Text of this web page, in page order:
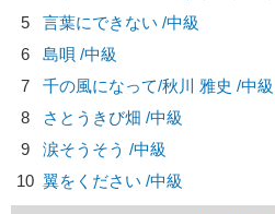
5
言葉にできない /中級
6
島唄 /中級
7
千の風になって/秋川 雅史 /中級
8
さとうきび畑 /中級
9
涙そうそう /中級
10 翼をください /中級